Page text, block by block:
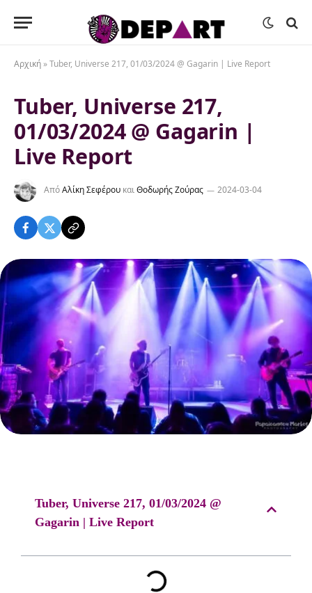
Αρχική »Tuber, Universe 217, 01/03/2024 @ Gagarin | Live Report
Tuber, Universe 217,
01/03/2024 @ Gagarin |
Live Report
ΑπόΑλίκη Σεφέρου καιΘοδωρής Ζούρας 2024-03-04
Tuber, Universe 217, 01/03/2024 @
Gagarin | Live Report